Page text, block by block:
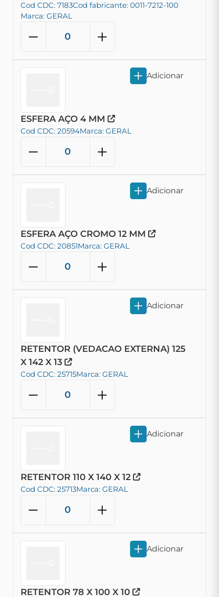
Cod CDC: 7183Cod fabricante: 0011-7212-100
Marca: GERAL
ESFERA AÇO 4 MM
Cod CDC: 20594Marca: GERAL
Adicionar
ESFERA AÇO CROMO 12 MM
Cod CDC: 20851Marca: GERAL
Adicionar
RETENTOR (VEDACAO EXTERNA) 125
X 142 X 13
Cod CDC: 25715Marca: GERAL
Adicionar
RETENTOR 110 X 140 X 12
Cod CDC: 25713Marca: GERAL
Adicionar
RETENTOR 78 X 100 X 10
Adicionar